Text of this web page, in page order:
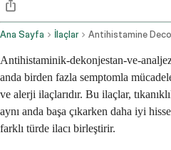
Ana Sayfa İlaçlar
Antihistaminik-dekonjestan-ve-
anda birden fazla semptomla
ve alerji ilaçlarıdır. Bu ilaçlar,
aynı anda başa çıkarken daha iyi
farklı türde ilacı birleştirir.